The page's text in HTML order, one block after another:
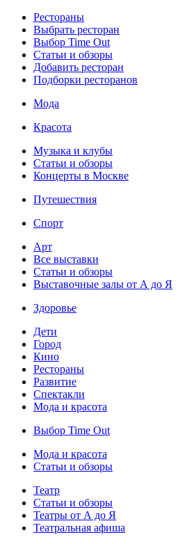
Рестораны
Выбрать ресторан
Выбор Time Out
Статьи и обзоры
Добавить ресторан
Подборки ресторанов
Мода
Красота
Музыка и клубы
Статьи и обзоры
Концерты в Москве
Путешествия
Спорт
Арт
Все выставки
Статьи и обзоры
Выставочные залы от А до Я
Здоровье
Дети
Город
Кино
Рестораны
Развитие
Спектакли
Мода и красота
Выбор Time Out
Мода и красота
Статьи и обзоры
Театр
Статьи и обзоры
Театры от А до Я
Театральная афиша